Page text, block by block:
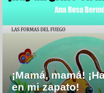
¡Mamá, mamá!
en mi zapato!